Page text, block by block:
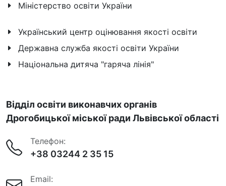
Міністерство освіти України
Український центр оцінювання якості освіти
Державна служба якості освіти України
Національна дитяча "гаряча лінія"
Відділ освіти виконавчих органів
Дрогобицької міської ради Львівської області
Телефон:
+38 03244 2 35 15
Email: